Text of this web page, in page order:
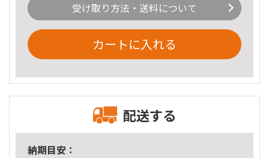
受け取り方法・送料について
カートに入れる
配送する
納期目安：